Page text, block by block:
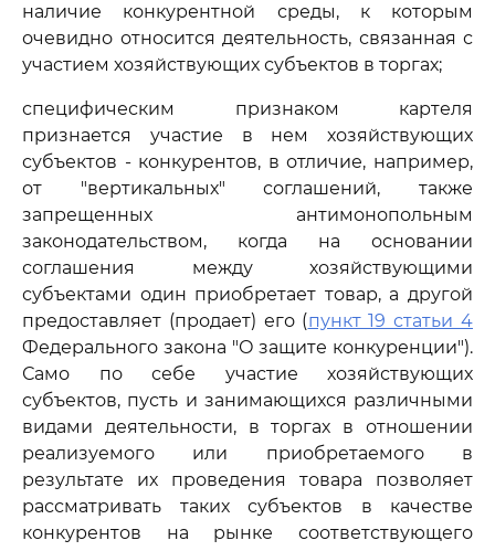
наличие конкурентной среды, к которым
очевидно относится деятельность, связанная с
участием хозяйствующих субъектов в торгах;
специфическим признаком картеля
признается участие в нем хозяйствующих
субъектов - конкурентов, в отличие, например,
от "вертикальных" соглашений, также
запрещенных антимонопольным
законодательством, когда на основании
соглашения между хозяйствующими
субъектами один приобретает товар, а другой
предоставляет (продает) его (пункт 19 статьи 4
Федерального закона "О защите конкуренции").
Само по себе участие хозяйствующих
субъектов, пусть и занимающихся различными
видами деятельности, в торгах в отношении
реализуемого или приобретаемого в
результате их проведения товара позволяет
рассматривать таких субъектов в качестве
конкурентов на рынке соответствующего